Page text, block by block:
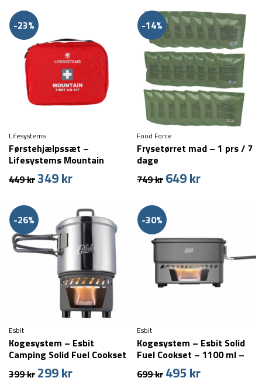
var:
299 kr.
pris
var:
129 kr.
pris
er:
79 kr.
-23%
Lifesystems
Førstehjælpssæt –
Lifesystems Mountain
449kr Den
var:
449 kr.
349krDen
er:
349 kr.
-14%
Food Force
Frysetørret mad – 1 prs / 7
dage
749kr Den
var:
749 kr.
649krDen
-26%
Esbit
Kogesystem – Esbit
Camping Solid Fuel Cookset
– 585 ml – Rustfrit stål
399kr Den
299krDen
-30%
Esbit
Kogesystem – Esbit Solid
Fuel Cookset – 1100 ml –
699kr Den
495 krDen